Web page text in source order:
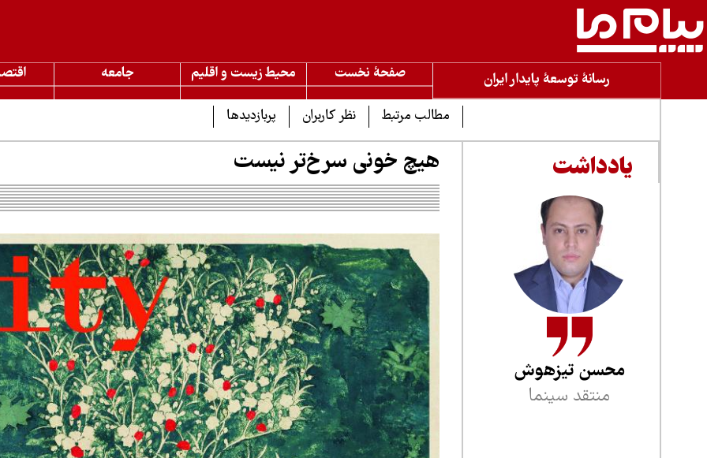
رسانۀ توسعۀ پایدار ایران صفحۀ نخست محیط زیست و اقلیم جامعه
مطالب مرتبط نظر کاربران پربازدیدها
یادداشت
محسن تیزهوش
منتقد سینما
هیچ خونی سرخ‌تر نیست